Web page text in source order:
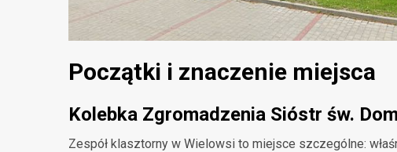
Początki i znaczenie miejsca
Kolebka Zgromadzenia Sióstr św.
Zespół klasztorny w Wielowsi to miejsce szczególne: